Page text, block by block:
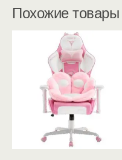
Похожие товары